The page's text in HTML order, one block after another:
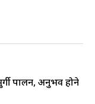
पालन, अनुभव होने